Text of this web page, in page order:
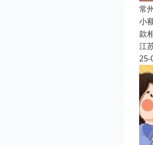
常
小
款
江
25-